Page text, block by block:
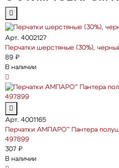
Арт. 4002127
Перчатки шерстяные (30%),
89 ₽
В наличии
Арт. 4001165
Перчатки АМПАРО™ Пантера
497899
307 ₽
В наличии